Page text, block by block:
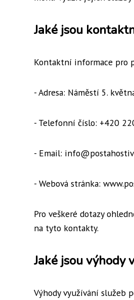
Jaké jsou
Kontaktní informace pro
- Adresa: Náměstí 5.
- Telefonní číslo: +420
- Email:
- Webová stránka:
Pro veškeré dotazy
na tyto kontakty.
Jaké jsou výhody
Výhody využívání služeb